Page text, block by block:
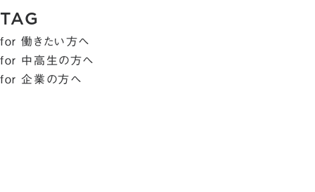
TAG
for 働きたい方へ
for 中高生の方へ
for 企業の方へ